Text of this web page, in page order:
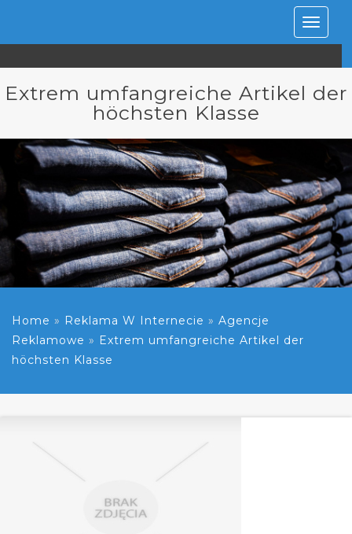
Rozwiń
Extrem umfangreiche Artikel der
höchsten Klasse
Home » Reklama W Internecie » Agencje
Reklamowe » Extrem umfangreiche Artikel der
höchsten Klasse